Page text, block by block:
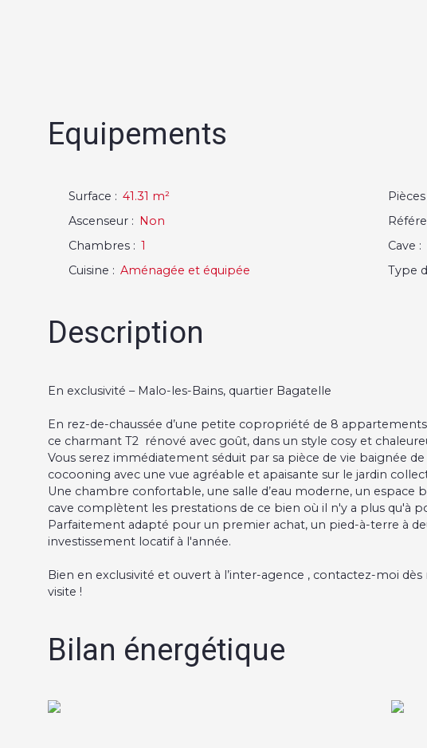
Equipements
Surface : 41.31 m² Pièces
Ascenseur : Non
Chambres : 1 Cave :
Cuisine : Aménagée et équipée Type
Description
En exclusivité – Malo-les-Bains, quartier Bagatelle
En rez-de-chaussée d’une petite copropriété de 8
ce charmant T2 rénové avec goût, dans un style cosy et
Vous serez immédiatement séduit par sa pièce de vie baignée
cocooning avec une vue agréable et apaisante sur le jardin
Une chambre confortable, une salle d’eau moderne, un espace
cave complètent les prestations de ce bien où il n'y a plus qu'à
Parfaitement adapté pour un premier achat, un pied-à-terre à
investissement locatif à l'année.
Bien en exclusivité et ouvert à l’inter-agence , contactez-moi
visite !
Bilan énergétique